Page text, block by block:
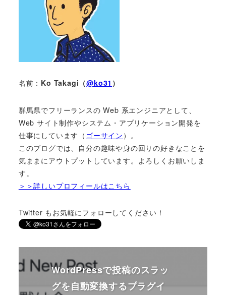
名前： Ko Takagi（@ko31 ）
群馬県でフリーランスの Web 系エンジニアとして、
Web サイト制作やシステム・アプリケーション開発を
仕事にしています（ ゴーサイン ）。
このブログでは、自分の趣味や身の回りの好きなことを
気ままにアウトプットしています。よろしくお願いしま
す。
＞＞詳しいプロフィールはこちら
Twitter もお気軽にフォローしてください！
WordPressで投稿のスラッ
グを自動変換するプラグイ